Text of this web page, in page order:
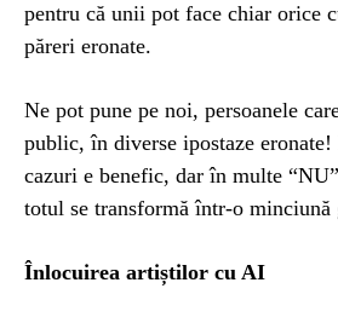
pentru că unii pot face chiar orice
păreri eronate.
Ne pot pune pe noi, persoanele
public, în diverse ipostaze eronate!
cazuri e benefic, dar în multe
totul se transformă într-o minciună
Înlocuirea artiștilor cu AI